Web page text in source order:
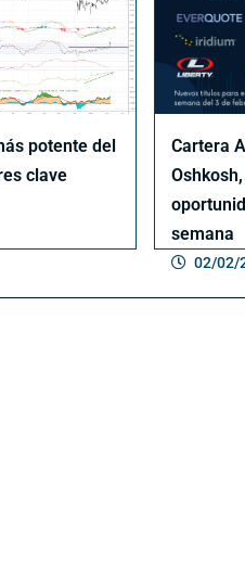
potente del
clave
Cartera
semana
02/02/